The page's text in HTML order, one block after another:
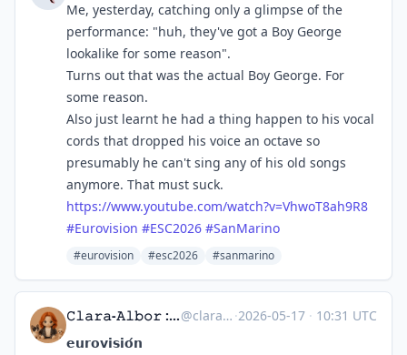
Me, yesterday, catching only a glimpse of the
performance: "huh, they've got a Boy George
lookalike for some reason".
Turns out that was the actual Boy George. For
some reason.
Also just learnt he had a thing happen to his vocal
cords that dropped his voice an octave so
presumably he can't sing any of his old songs
anymore. That must suck.
https://www.youtube.com/watch?v=VhwoT8ah9R8
#Eurovision #ESC2026 #SanMarino
#eurovision #esc2026 #sanmarino
𝙲𝚕𝚊𝚛𝚊-𝙰𝚕𝚋𝚘𝚛 :mastodon: :whitespipixelheart:@claraalbor@masto.es ·2026-05-17 · 10:31 UTC
𝗲𝘂𝗿𝗼𝘃𝗶𝘀𝗶𝗼́𝗻